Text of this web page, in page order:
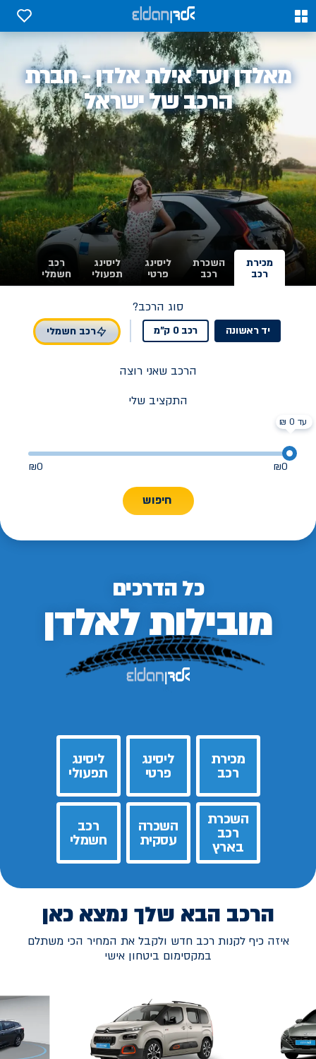
0
0
אלדן
מאלדן ועד אילת אלדן - חברת
הרכב של ישראל
מכירת
רכב
השכרת
רכב
ליסינג
פרטי
ליסינג
תפעולי
רכב
חשמלי
סוג הרכב?
יד ראשונה רכב 0 ק"מ רכב חשמלי
הרכב שאני רוצה
התקציב שלי
₪0
₪0
חיפוש
כל הדרכים
מובילות לאלדן
מכירת
רכב
ליסינג
פרטי
ליסינג
תפעולי
השכרת
רכב
בארץ
השכרה
עסקית
רכב
חשמלי
הרכב הבא שלך נמצא כאן
איזה כיף לקנות רכב חדש ולקבל את המחיר הכי משתלם
במקסימום ביטחון אישי
עד 0 ₪